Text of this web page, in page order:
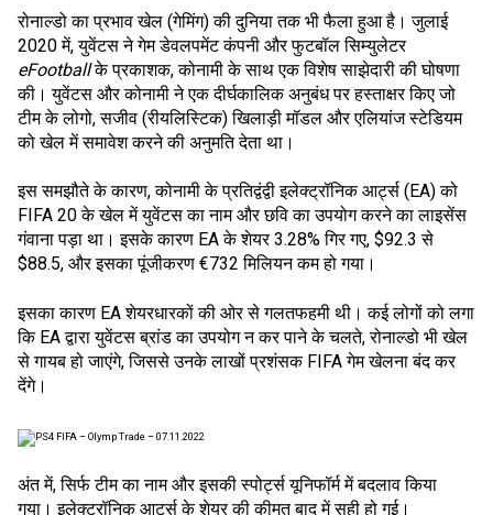
रोनाल्डो का प्रभाव खेल (गेमिंग) की दुनिया तक भी फैला हुआ है। जुलाई
2020 में, युवेंटस ने गेम डेवलपमेंट कंपनी और फुटबॉल सिम्युलेटर
eFootballके प्रकाशक, कोनामी के साथ एक विशेष साझेदारी की घोषणा
की। युवेंटस और कोनामी ने एक दीर्घकालिक अनुबंध पर हस्ताक्षर किए जो
टीम के लोगो, सजीव (रीयलिस्टिक) खिलाड़ी मॉडल और एलियांज स्टेडियम
को खेल में समावेश करने की अनुमति देता था।
इस समझौते के कारण, कोनामी के प्रतिद्वंद्वी इलेक्ट्रॉनिक आर्ट्स (EA) को
FIFA 20 के खेल में युवेंटस का नाम और छवि का उपयोग करने का लाइसेंस
गंवाना पड़ा था। इसके कारण EA के शेयर 3.28% गिर गए, $92.3 से
$88.5, और इसका पूंजीकरण €732 मिलियन कम हो गया।
इसका कारण EA शेयरधारकों की ओर से गलतफहमी थी। कई लोगों को लगा
कि EA द्वारा युवेंटस ब्रांड का उपयोग न कर पाने के चलते, रोनाल्डो भी खेल
से गायब हो जाएंगे, जिससे उनके लाखों प्रशंसक FIFA गेम खेलना बंद कर
देंगे।
अंत में, सिर्फ टीम का नाम और इसकी स्पोर्ट्स यूनिफॉर्म में बदलाव किया
गया। इलेक्ट्रॉनिक आर्ट्स के शेयर की कीमत बाद में सही हो गई।